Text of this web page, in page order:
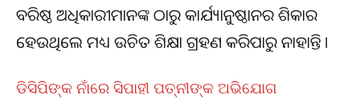
ବରିଷ୍ଠ ଅଧିକାରୀମାନଙ୍କ ଠାରୁ କାର୍ଯ୍ୟାନୁଷ୍ଠାନର ଶିକାର
ହେଉଥିଲେ ମଧ୍ୟ ଉଚିତ ଶିକ୍ଷା ଗ୍ରହଣ କରିପାରୁ ନାହାନ୍ତି ।
ଡିସିପିଙ୍କ ନାଁରେ ସିପାହୀ ପତ୍ନୀଙ୍କ ଅଭିଯୋଗ